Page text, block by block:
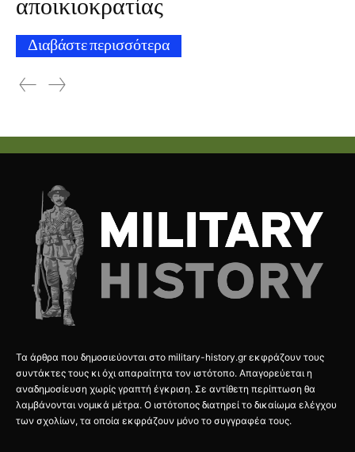
αποικιοκρατίας
Διαβάστε περισσότερα
Τα άρθρα που δημοσιεύονται στο military-history.gr εκφράζουν τους
συντάκτες τους κι όχι απαραίτητα τον ιστότοπο. Απαγορεύεται η
αναδημοσίευση χωρίς γραπτή έγκριση. Σε αντίθετη περίπτωση θα
λαμβάνονται νομικά μέτρα. Ο ιστότοπος διατηρεί το δικαίωμα ελέγχου
των σχολίων, τα οποία εκφράζουν μόνο το συγγραφέα τους.